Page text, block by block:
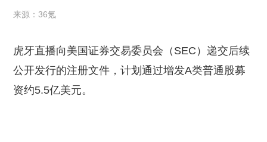
来源：36氪
虎牙直播向美国证券交易委员会（SEC）递交后续
公开发行的注册文件，计划通过增发A类普通股募
资约5.5亿美元。